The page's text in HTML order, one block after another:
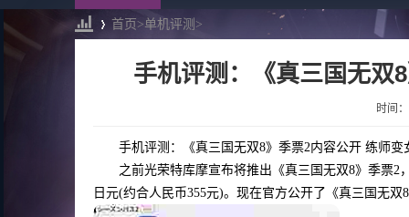
首页>单机评测 >
手机评测：《真三国无双
时间
手机评测：《真三国无双8》季票2内容公开 练师变
之前光荣特库摩宣布将推出《真三国无双8》季票2
日元(约合人民币355元)。现在官方公开了《真三国无